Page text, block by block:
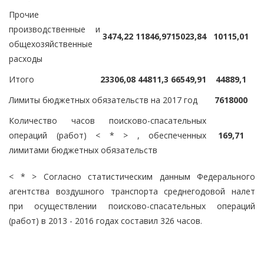
Прочие
производственные и
общехозяйственные
расходы
3474,22 11846,9715023,84 10115,01
Итого 23306,08 44811,3 66549,91
44889,1
Лимиты бюджетных обязательств на 2017 год
7618000
Количество часов поисково-спасательных
операций (работ) < * > , обеспеченных
лимитами бюджетных обязательств
169,71
< * > Согласно статистическим данным Федерального
агентства воздушного транспорта среднегодовой налет
при осуществлении поисково-спасательных операций
(работ) в 2013 - 2016 годах составил 326 часов.